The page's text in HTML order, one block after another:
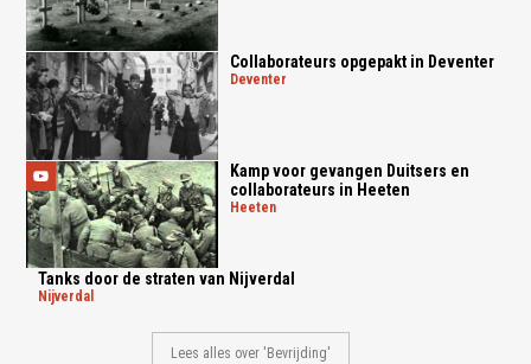
Collaborateurs opgepakt in Deventer
deventer
Kamp voor gevangen Duitsers en
collaborateurs in Heeten
heeten
Tanks door de straten van Nijverdal
nijverdal
Lees alles over 'Bevrijding'